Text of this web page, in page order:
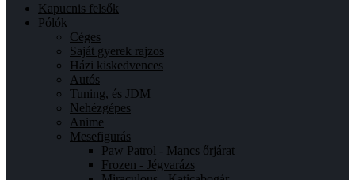
Kapucnis felsők
Pólók
Céges
Saját gyerek rajzos
Házi kiskedvences
Autós
Tuning, és JDM
Nehézgépes
Anime
Mesefigurás
Paw Patrol - Mancs őrjárat
Frozen - Jégvarázs